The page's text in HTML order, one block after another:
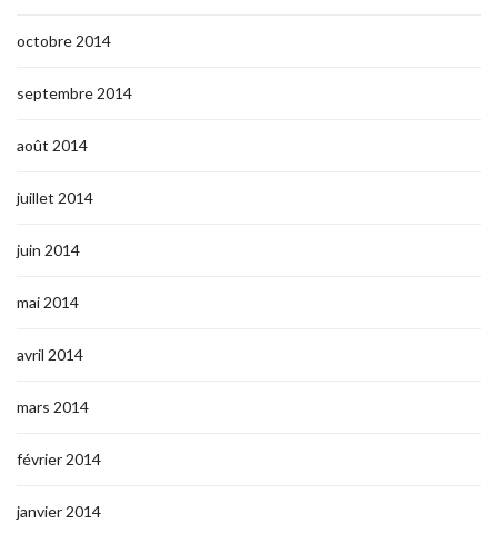
octobre 2014
septembre 2014
août 2014
juillet 2014
juin 2014
mai 2014
avril 2014
mars 2014
février 2014
janvier 2014